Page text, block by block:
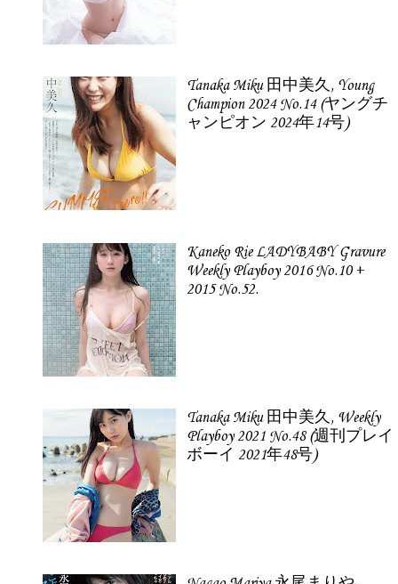
Tanaka Miku 田中美久, Young
Champion 2024 No.14 (ヤングチ
ャンピオン 2024年14号)
Kaneko Rie LADYBABY Gravure
Weekly Playboy 2016 No.10 +
2015 No.52.
Tanaka Miku 田中美久, Weekly
Playboy 2021 No.48 (週刊プレイ
ボーイ 2021年48号)